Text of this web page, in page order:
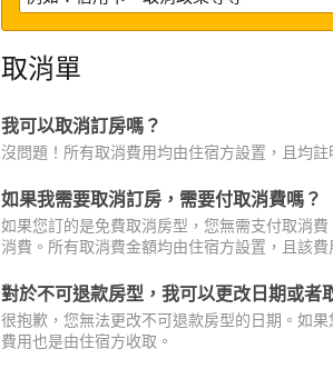
取消單
我可以取消訂房嗎？
沒問題！所有取消費用均由住宿方設置，且均
如果我需要取消訂房，需要付取消費嗎？
如果您訂的是免費取消房型，您無需支付取消
消費。所有取消費金額均由住宿方設置，且該費
對於不可退款房型，我可以更改日期或者
很抱歉，您無法更改不可退款房型的日期。如
費用也是由住宿方收取。